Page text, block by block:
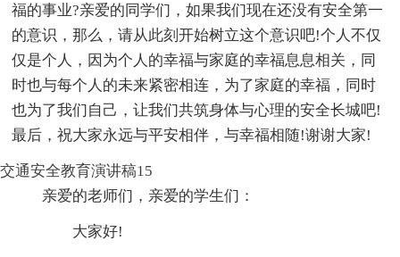
福的事业?亲爱的同学们，如果我们现在还没有安全第一
的意识，那么，请从此刻开始树立这个意识吧!个人不仅
仅是个人，因为个人的幸福与家庭的幸福息息相关，同
时也与每个人的未来紧密相连，为了家庭的幸福，同时
也为了我们自己，让我们共筑身体与心理的安全长城吧!
最后，祝大家永远与平安相伴，与幸福相随!谢谢大家!
交通安全教育演讲稿15
亲爱的老师们，亲爱的学生们：
大家好!